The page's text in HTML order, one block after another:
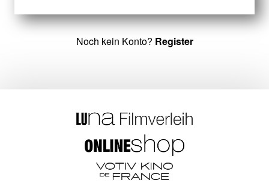
Noch kein Konto? Register